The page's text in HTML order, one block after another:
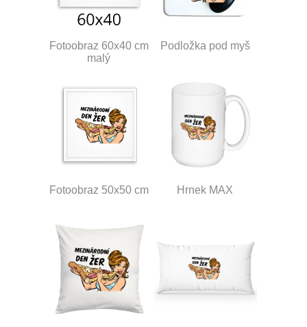
Fotoobraz 60x40 cm
malý
Podložka pod myš
Fotoobraz 50x50 cm Hrnek MAX